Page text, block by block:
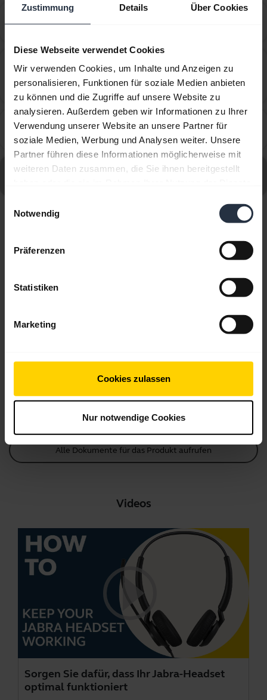
Zustimmung Details Über Cookies
Diese Webseite verwendet Cookies
Wir verwenden Cookies, um Inhalte und Anzeigen zu
personalisieren, Funktionen für soziale Medien anbieten
zu können und die Zugriffe auf unsere Website zu
analysieren. Außerdem geben wir Informationen zu Ihrer
Verwendung unserer Website an unsere Partner für
soziale Medien, Werbung und Analysen weiter. Unsere
Partner führen diese Informationen möglicherweise mit
weiteren Daten zusammen, die Sie ihnen bereitgestellt
Notwendig
Präferenzen
Statistiken
Marketing
Cookies zulassen
Nur notwendige Cookies
Wie richte ich mein Jabra Gerät für die Verwendung
dem Cisco IP Communicator für Windows
funktioniert?
Wie richte ich mein Jabra-Gerät für die Verwendung
mit 3CX Phone ein?
Alle häufig gestellten Fragen (FAQs) für Jabra UC Voice
Englisch
1.07 MB - pdf
Alle Dokumente für das Produkt aufrufen
Videos
Sorgen Sie dafür, dass Ihr Jabra-Headset
optimal funktioniert